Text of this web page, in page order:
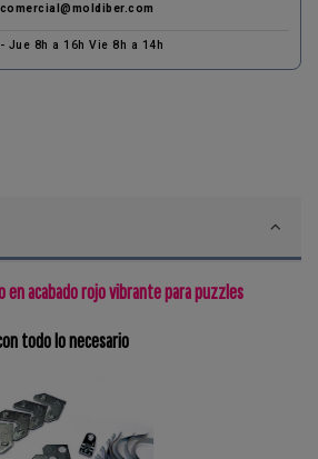
comercial@moldiber.com
- Jue 8h a 16h Vie 8h a 14h
en acabado rojo vibrante para puzzles
todo lo necesario